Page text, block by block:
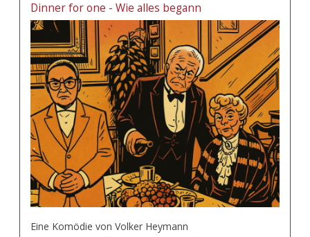
Dinner for one - Wie alles begann
Eine Komödie von Volker Heymann